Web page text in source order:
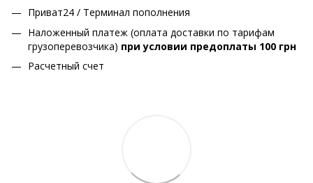
Приват24 / Терминал пополнения
Наложенный платеж (оплата доставки по тарифам
грузоперевозчика) при условии предоплаты 100 грн
Расчетный счет